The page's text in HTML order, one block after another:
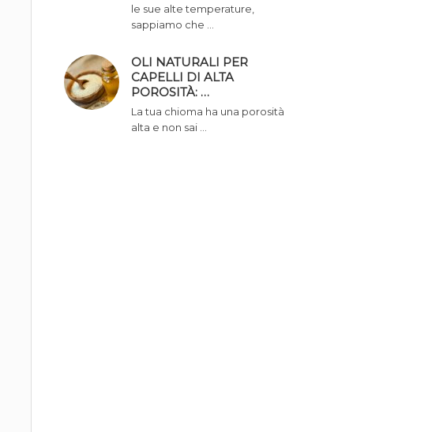
le sue alte temperature,
sappiamo che …
OLI NATURALI PER
CAPELLI DI ALTA
POROSITÀ: …
La tua chioma ha una porosità
alta e non sai …